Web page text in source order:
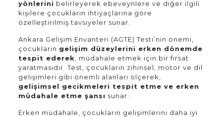
yönlerini belirleyerek ebeveynlere ve diğer ilgili
kişilere çocukların ihtiyaçlarına göre
özelleştirilmiş tavsiyeler sunar.
Ankara Gelişim Envanteri (AGTE) Testi’nin önemi,
çocukların gelişim düzeylerini erken dönemde
tespit ederek
, müdahale etmek için bir fırsat
yaratmasıdır. Test, çocukların zihinsel, motor ve dil
gelişimleri gibi önemli alanları ölçerek,
gelişimsel gecikmeleri tespit etme ve erken
müdahale etme şansı sunar.
Erken müdahale, çocukların gelişimlerini daha iyi